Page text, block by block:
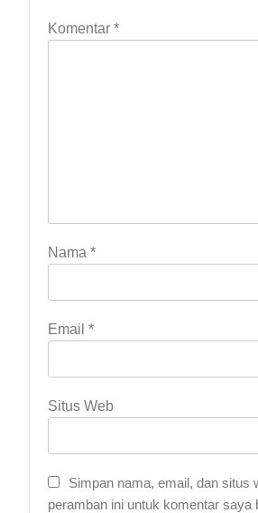
Komentar *
Nama *
Email *
Situs Web
Simpan nama, email, dan situs
peramban ini untuk komentar saya